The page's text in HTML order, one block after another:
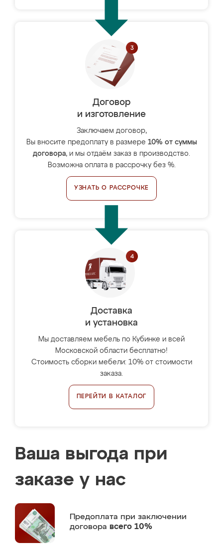
Договор
и изготовление
Заключаем договор,
Вы вносите предоплату в размере 10% от суммы
договора, и мы отдаём заказ в производство.
Возможна оплата в рассрочку без %.
УЗНАТЬ О РАССРОЧКЕ
Доставка
и установка
Мы доставляем мебель по Кубинке и всей
Московской области бесплатно!
Стоимость сборки мебели: 10% от стоимости
заказа.
ПЕРЕЙТИ В КАТАЛОГ
Ваша выгода при
заказе у нас
Предоплата при заключении
договора всего 10%